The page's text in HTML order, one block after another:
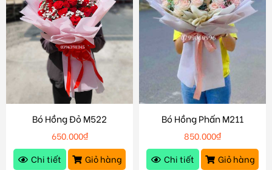
Bó Hồng Đỏ M522
650.000₫
Chi tiết
Giỏ hàng
Bó Hồng Phấn M211
850.000₫
Chi tiết
Giỏ hàng